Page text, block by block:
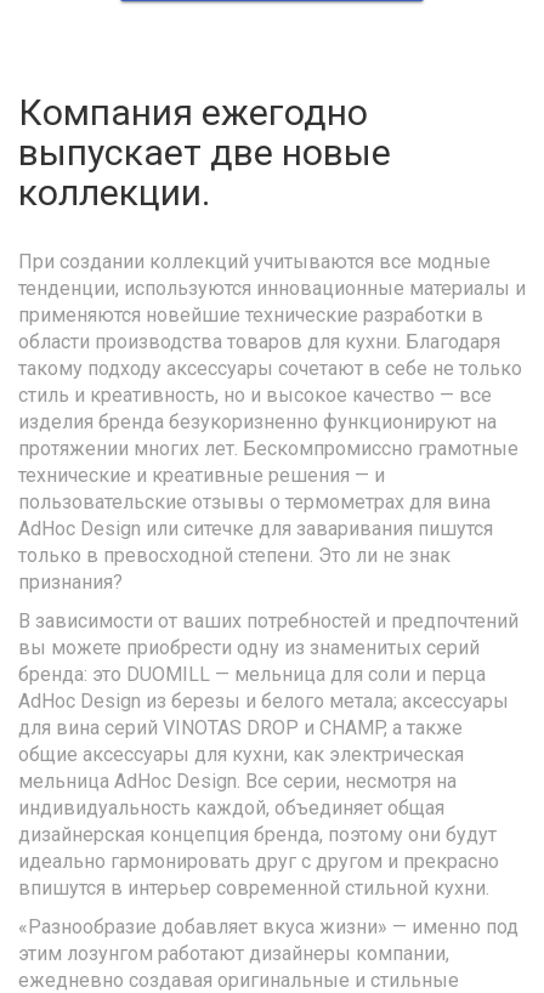
Компания ежегодно
выпускает две новые
коллекции.
При создании коллекций учитываются все модные
тенденции, используются инновационные материалы и
применяются новейшие технические разработки в
области производства товаров для кухни. Благодаря
такому подходу аксессуары сочетают в себе не только
стиль и креативность, но и высокое качество — все
изделия бренда безукоризненно функционируют на
протяжении многих лет. Бескомпромиссно грамотные
технические и креативные решения — и
пользовательские отзывы о термометрах для вина
AdHoc Design или ситечке для заваривания пишутся
только в превосходной степени. Это ли не знак
признания?
В зависимости от ваших потребностей и предпочтений
вы можете приобрести одну из знаменитых серий
бренда: это DUOMILL — мельница для соли и перца
AdHoc Design из березы и белого метала; аксессуары
для вина серий VINOTAS DROP и CHAMP, а также
общие аксессуары для кухни, как электрическая
мельница AdHoc Design. Все серии, несмотря на
индивидуальность каждой, объединяет общая
дизайнерская концепция бренда, поэтому они будут
идеально гармонировать друг с другом и прекрасно
впишутся в интерьер современной стильной кухни.
«Разнообразие добавляет вкуса жизни» — именно под
этим лозунгом работают дизайнеры компании,
ежедневно создавая оригинальные и стильные